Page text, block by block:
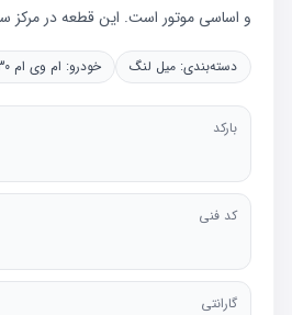
و اساسی موتور است. این قطعه در مرکز
دسته‌بندی: میل لنگ خودرو: ام وی ام 530
بارکد
کد فنی
گارانتی